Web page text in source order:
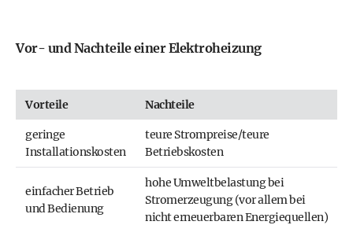
Vor- und Nachteile einer Elektroheizung
Vorteile Nachteile
geringe
Installationskosten
teure Strompreise/teure
Betriebskosten
einfacher Betrieb
und Bedienung
hohe Umweltbelastung bei
Stromerzeugung (vor allem bei
nicht erneuerbaren Energiequellen)